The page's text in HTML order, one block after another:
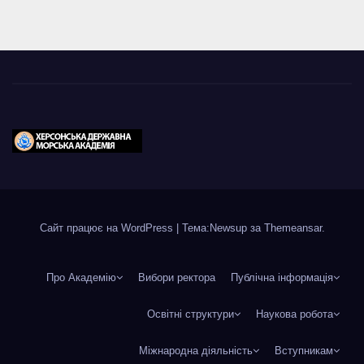
Сайт працює на WordPress Тема:Newsup за Themeansar.
Про Академію Вибори ректора Публічна інформація
Освітні структури Наукова робота
Міжнародна діяльність Вступникам